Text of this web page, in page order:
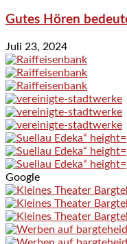
Gutes Hören
Juli 23, 2024
Google